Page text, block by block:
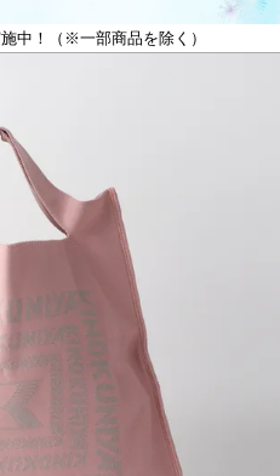
中！（※一部商品を除く）